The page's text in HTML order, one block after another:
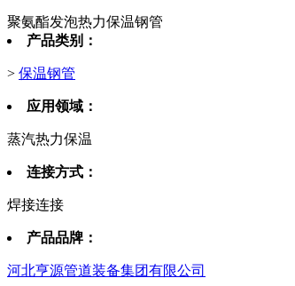
聚氨酯发泡热力保温钢管
产品类别：
> 保温钢管
应用领域：
蒸汽热力保温
连接方式：
焊接连接
产品品牌：
河北亨源管道装备集团有限公司